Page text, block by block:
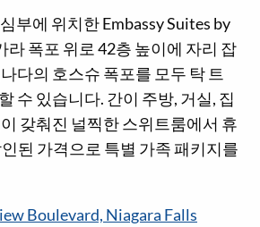
부에 위치한 Embassy Suites by
폭포 위로 42층 높이에 자리 잡
다의 호스슈 폭포를 모두 탁 트
수 있습니다. 간이 주방, 거실, 집
갖춰진 널찍한 스위트룸에서 휴
된 가격으로 특별 가족 패키지를
Boulevard, Niagara Falls